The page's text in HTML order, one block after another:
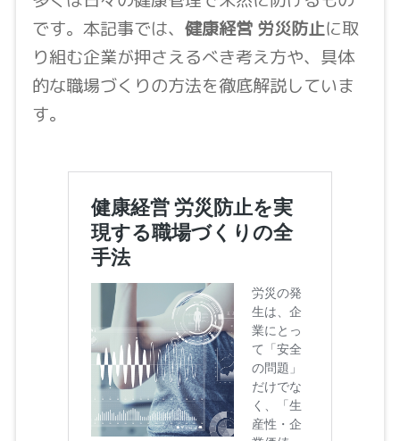
です。本記事では、 健康経営 労災防止に取
り組む企業が押さえるべき考え方や、具体
的な職場づくりの方法を徹底解説していま
す。